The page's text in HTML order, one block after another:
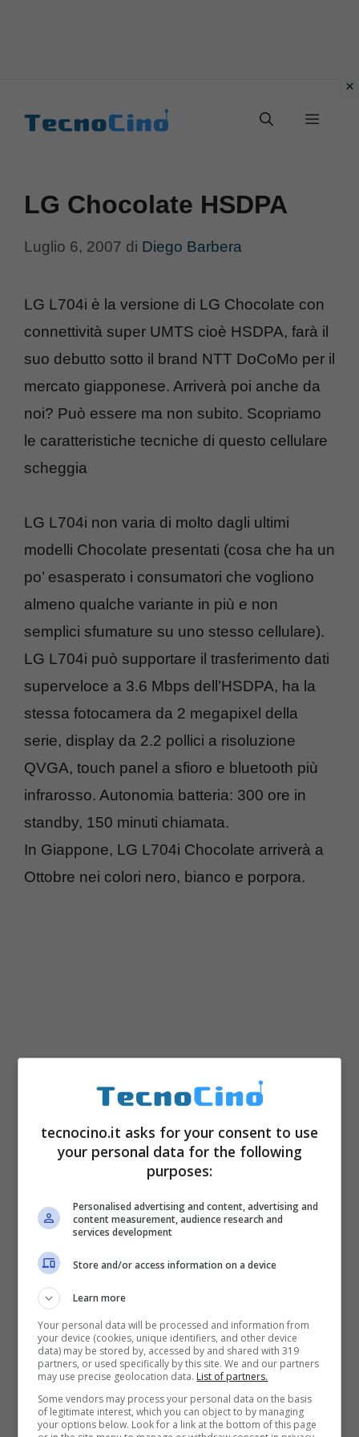
Menu
LG Chocolate HSDPA
Luglio 6, 2007 di Diego Barbera
LG L704i è la versione di LG Chocolate con
connettività super UMTS cioè HSDPA, farà il
suo debutto sotto il brand NTT DoCoMo per il
mercato giapponese. Arriverà poi anche da
noi? Può essere ma non subito. Scopriamo
le caratteristiche tecniche di questo cellulare
scheggia
LG L704i non varia di molto dagli ultimi
modelli Chocolate presentati (cosa che ha un
po’ esasperato i consumatori che vogliono
almeno qualche variante in più e non
semplici sfumature su uno stesso cellulare).
LG L704i può supportare il trasferimento dati
superveloce a 3.6 Mbps dell’HSDPA, ha la
stessa fotocamera da 2 megapixel della
serie, display da 2.2 pollici a risoluzione
QVGA, touch panel a sfioro e bluetooth più
infrarosso. Autonomia batteria: 300 ore in
standby, 150 minuti chiamata.
In Giappone, LG L704i Chocolate arriverà a
Ottobre nei colori nero, bianco e porpora.
tecnocino.it asks for your consent to use
your personal data for the following
purposes:
Personalised advertising and content, advertising and
content measurement, audience research and
services development
Store and/or access information on a device
Learn more
Your personal data will be processed and information from
your device (cookies, unique identifiers, and other device
data) may be stored by, accessed by and shared with 319
partners, or used specifically by this site. We and our partners
may use precise geolocation data. List of partners.
Some vendors may process your personal data on the basis
of legitimate interest, which you can object to by managing
your options below. Look for a link at the bottom of this page